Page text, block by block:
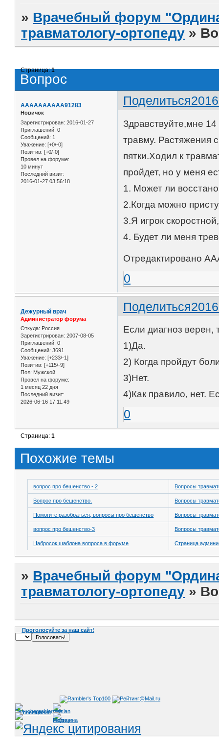
» Врачебный форум
травматологу-ортопеду »
Вопрос
Страница:1
Поделиться
AAAAAAAAAA91283
Новичок
Зарегистрирован: 2016-01-27
Приглашений: 0
Сообщений: 1
Уважение: [+0/-0]
Позитив: [+0/-0]
Провел на форуме:
10 минут
Последний визит:
2016-01-27 03:56:18
Здравствуйте,мне
травму. Растяжения
пятки.Ходил к
пройдет, но у меня
1. Может ли
2.Когда можно
3.Я игрок
4. Будет ли меня
Отредактировано
0
Поделиться
Дежурный врач
Администратор форума
Откуда: Россия
Зарегистрирован: 2007-08-05
Приглашений: 0
Сообщений: 3691
Уважение: [+233/-1]
Позитив: [+115/-9]
Пол: Мужской
Провел на форуме:
1 месяц 22 дня
Последний визит:
2026-06-16 17:11:49
Если диагноз верен,
1)Да.
2) Когда пройдут
3)Нет.
4)Как правило, нет.
0
Страница:1
Похожие темы
вопрос про бешенство - 2 Вопросы
Вопрос про бешенство. Вопросы
Помогите разобраться, вопросы про бешенство Вопросы
вопрос про бешенство-3 Вопросы
Набросок шаблона вопроса в форуме Страница
» Врачебный форум
травматологу-ортопеду »
Проголосуйте за наш сайт!